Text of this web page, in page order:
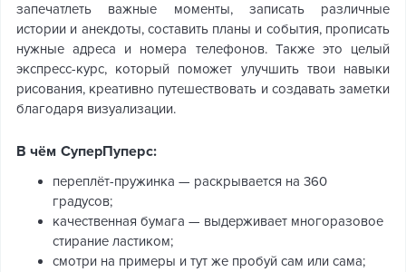
запечатлеть важные моменты, записать различные
истории и анекдоты, составить планы и события, прописать
нужные адреса и номера телефонов. Также это целый
экспресс-курс, который поможет улучшить твои навыки
рисования, креативно путешествовать и создавать заметки
благодаря визуализации.
В чём СуперПуперс:
переплёт-пружинка — раскрывается на 360
градусов;
качественная бумага — выдерживает многоразовое
стирание ластиком;
смотри на примеры и тут же пробуй сам или сама;